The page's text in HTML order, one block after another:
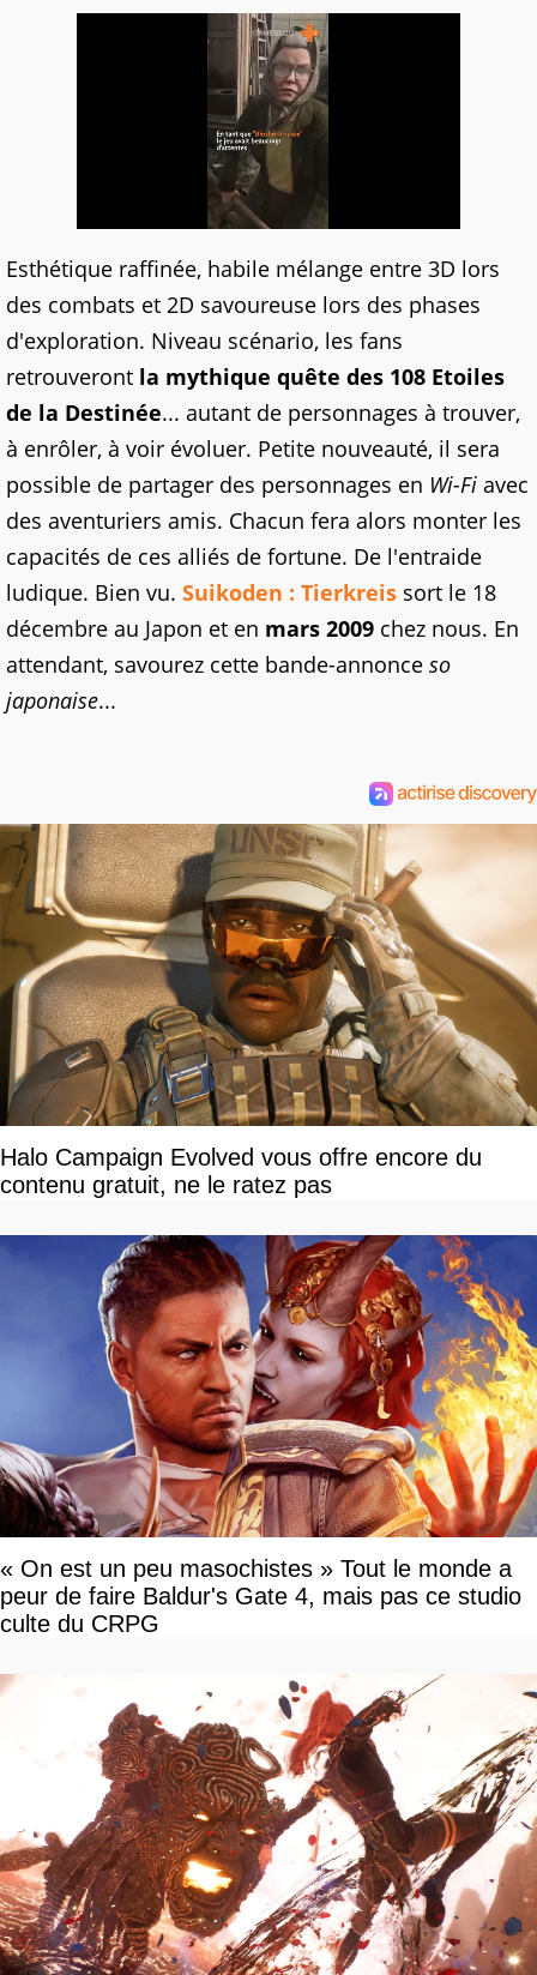
Esthétique raffinée, habile mélange entre 3D lors
des combats et 2D savoureuse lors des phases
d'exploration. Niveau scénario, les fans
retrouveront la mythique quête des 108 Etoiles
de la Destinée... autant de personnages à trouver,
à enrôler, à voir évoluer. Petite nouveauté, il sera
possible de partager des personnages en Wi-Fi avec
des aventuriers amis. Chacun fera alors monter les
capacités de ces alliés de fortune. De l'entraide
ludique. Bien vu. Suikoden : Tierkreis sort le 18
décembre au Japon et en mars 2009 chez nous. En
attendant, savourez cette bande-annonce so
japonaise...
Halo Campaign Evolved vous offre encore du
contenu gratuit, ne le ratez pas
« On est un peu masochistes » Tout le monde a
peur de faire Baldur's Gate 4, mais pas ce studio
culte du CRPG